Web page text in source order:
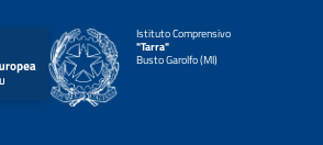
Istituto Comprensivo
"Tarra"
Busto Garolfo (MI)